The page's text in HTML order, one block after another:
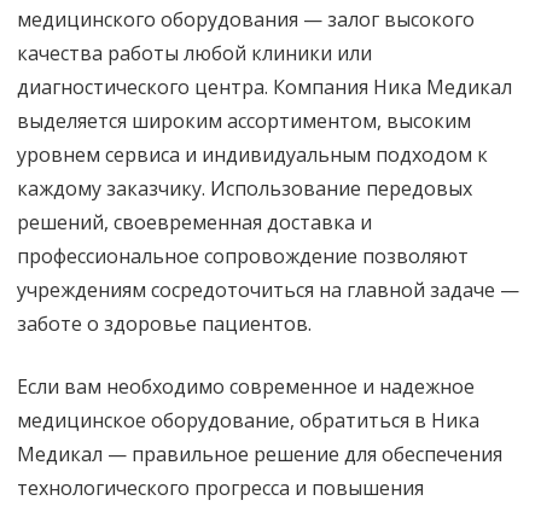
медицинского оборудования — залог высокого
качества работы любой клиники или
диагностического центра. Компания Ника Медикал
выделяется широким ассортиментом, высоким
уровнем сервиса и индивидуальным подходом к
каждому заказчику. Использование передовых
решений, своевременная доставка и
профессиональное сопровождение позволяют
учреждениям сосредоточиться на главной задаче —
заботе о здоровье пациентов.
Если вам необходимо современное и надежное
медицинское оборудование, обратиться в Ника
Медикал — правильное решение для обеспечения
технологического прогресса и повышения